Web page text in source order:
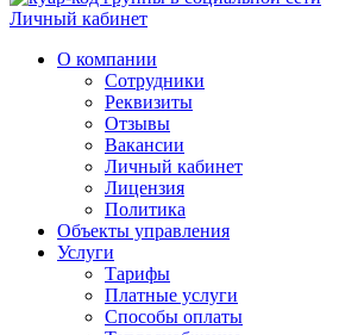
Личный кабинет
О компании
Сотрудники
Реквизиты
Отзывы
Вакансии
Личный кабинет
Лицензия
Политика
Объекты управления
Услуги
Тарифы
Платные услуги
Способы оплаты